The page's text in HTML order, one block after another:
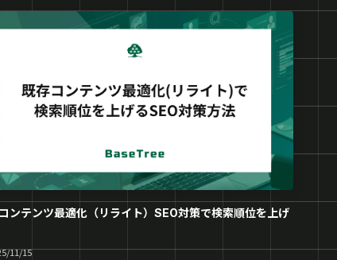
ンテンツ最適化（リライト）SEO対策で検索順位を上げ
11/15